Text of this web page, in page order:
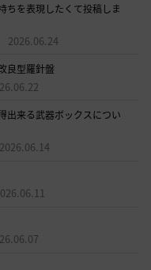
ちを表現したくて投稿しま
2026.06.24
良型羅針盤
出来る武器ボックスについ
2026.06.14